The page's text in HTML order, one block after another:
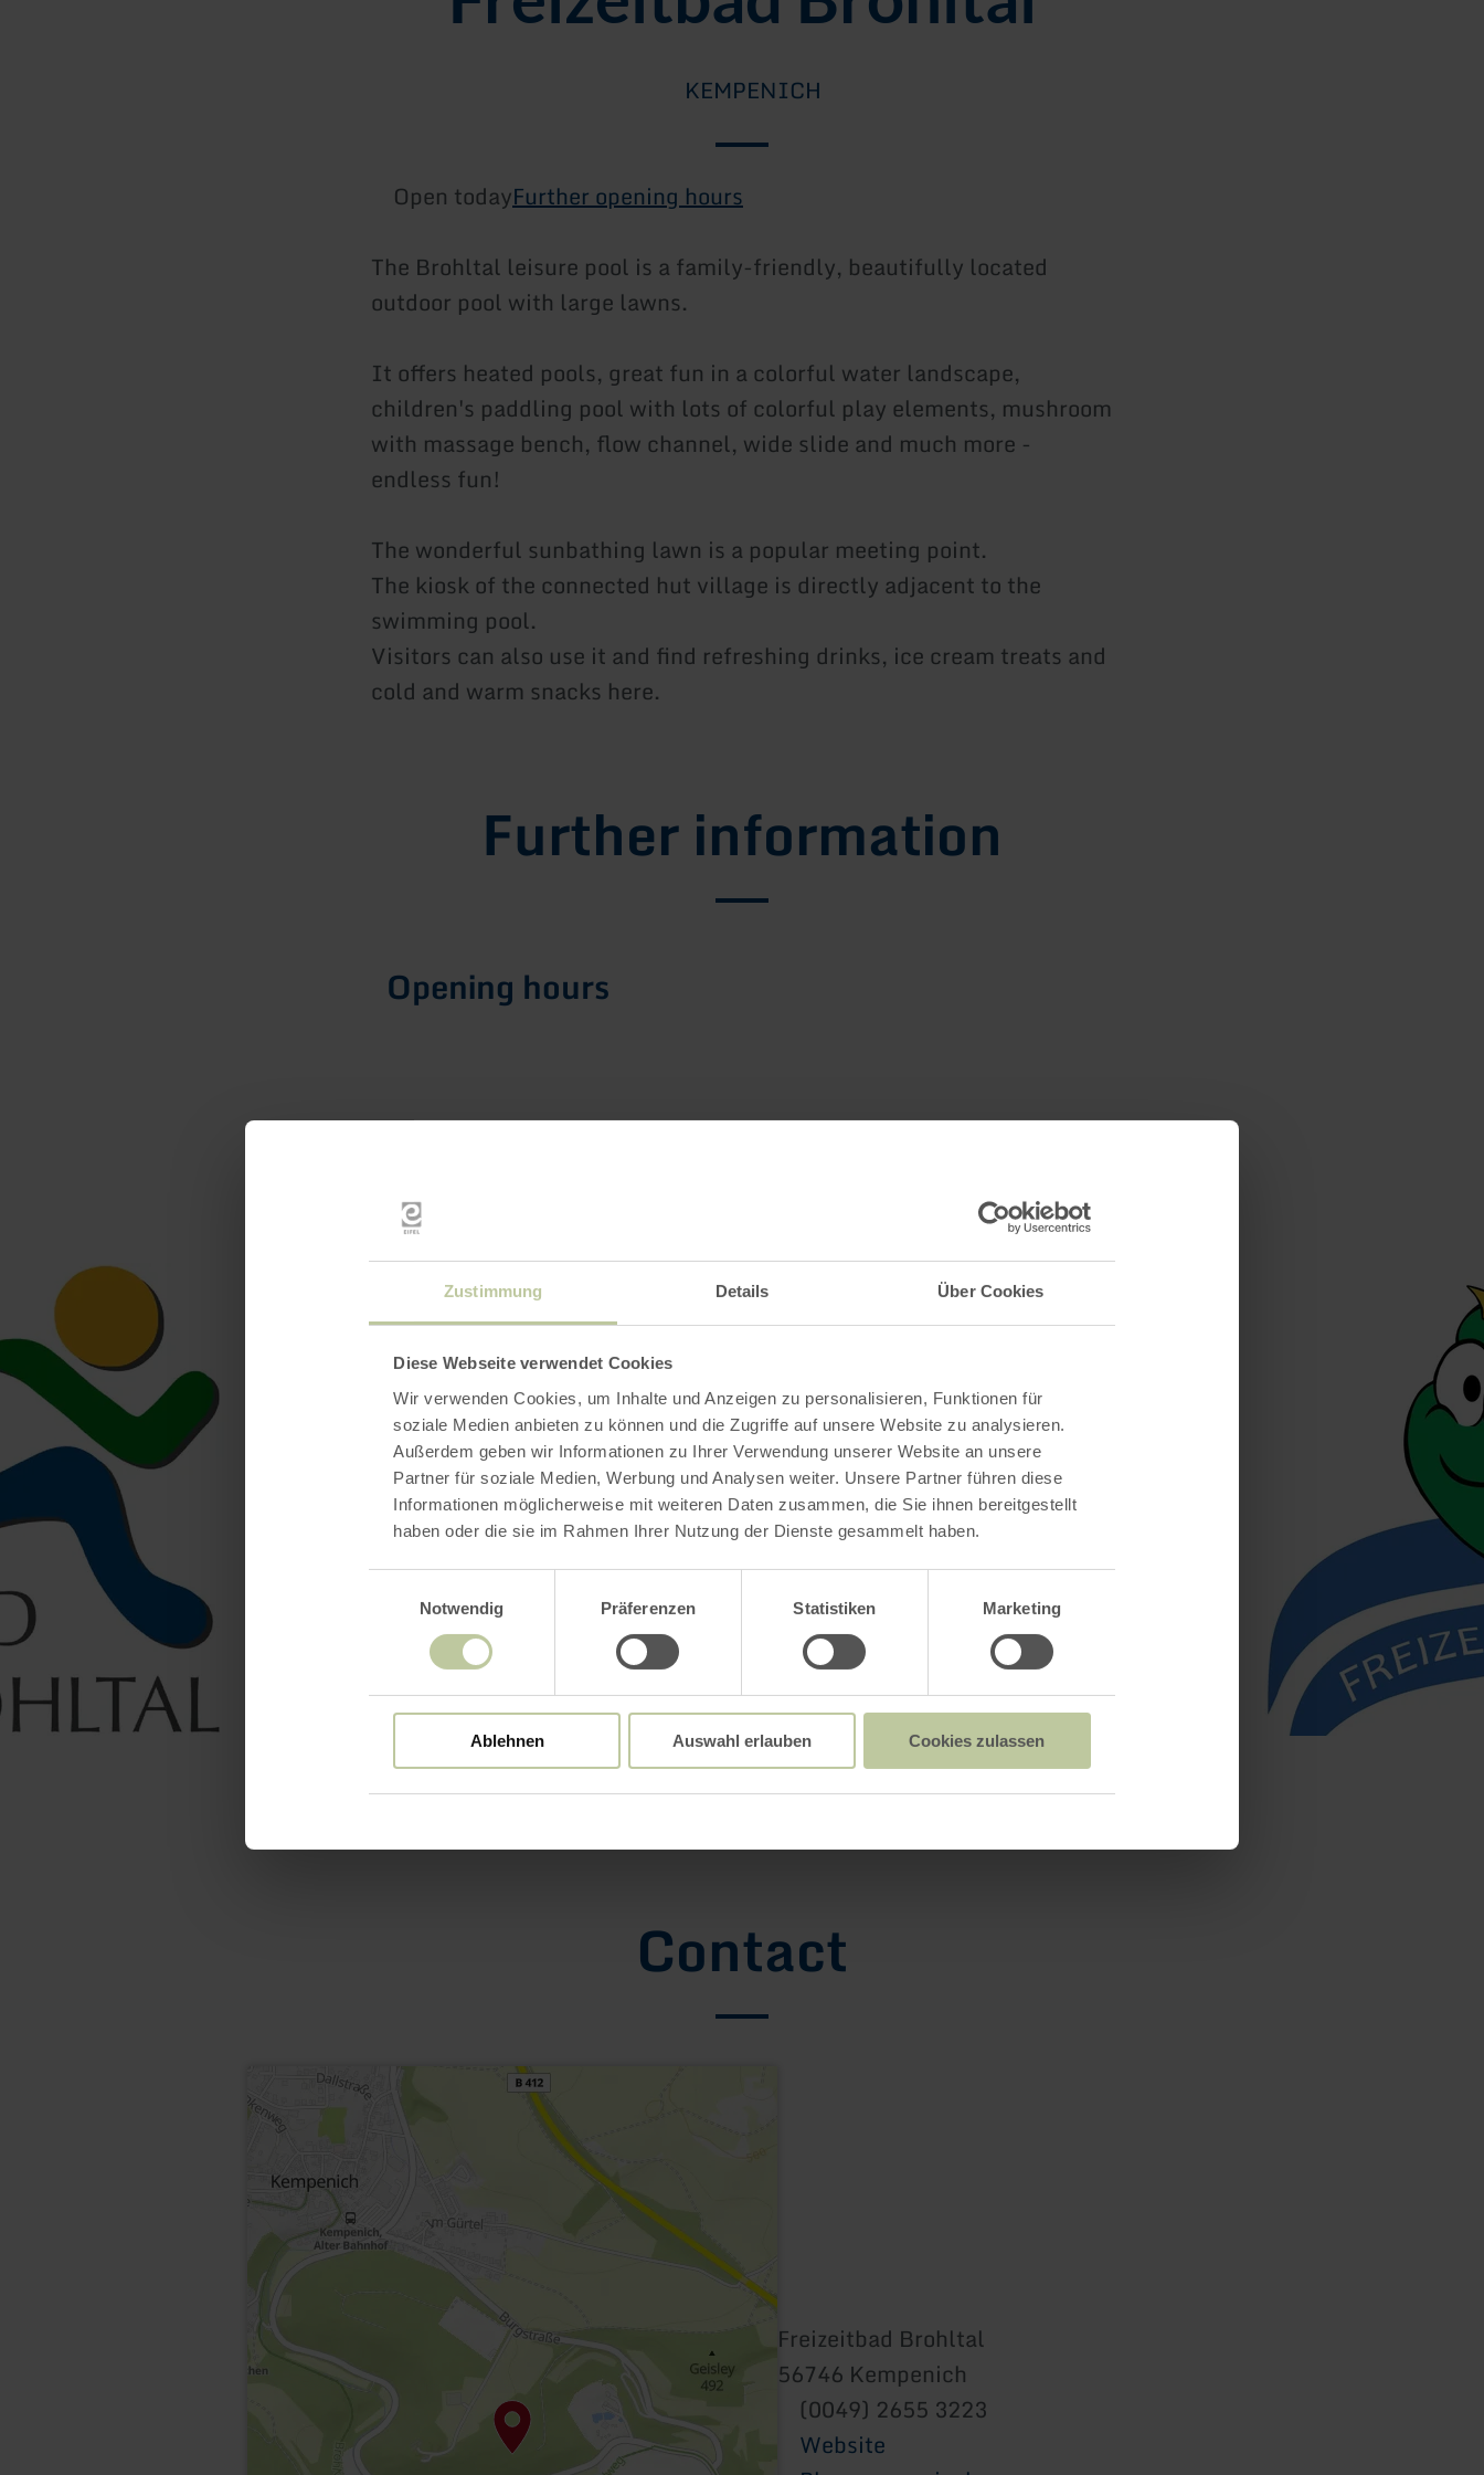
Zustimmung Details Über Cookies
Diese Webseite verwendet Cookies
Wir verwenden Cookies, um Inhalte und Anzeigen zu personalisieren, Funktionen für
soziale Medien anbieten zu können und die Zugriffe auf unsere Website zu analysieren.
Außerdem geben wir Informationen zu Ihrer Verwendung unserer Website an unsere
Partner für soziale Medien, Werbung und Analysen weiter. Unsere Partner führen diese
Informationen möglicherweise mit weiteren Daten zusammen, die Sie ihnen bereitgestellt
haben oder die sie im Rahmen Ihrer Nutzung der Dienste gesammelt haben.
Notwendig
Präferenzen Statistiken Marketing
Ablehnen Auswahl erlauben Cookies zulassen
KEMPENICH
Open todayFurther opening hours
The Brohltal leisure pool is a family-friendly, beautifully located
outdoor pool with large lawns.
It offers heated pools, great fun in a colorful water landscape,
children's paddling pool with lots of colorful play elements, mushroom
with massage bench, flow channel, wide slide and much more -
endless fun!
The wonderful sunbathing lawn is a popular meeting point.
The kiosk of the connected hut village is directly adjacent to the
swimming pool.
Visitors can also use it and find refreshing drinks, ice cream treats and
cold and warm snacks here.
Further information
Opening hours
Impressions
Open gallery
Contact
Freizeitbad Brohltal
56746 Kempenich
(0049) 2655 3223
Website